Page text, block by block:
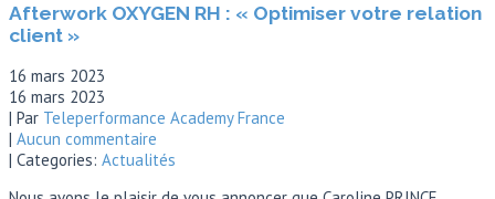
Afterwork OXYGEN RH : « Optimiser votre relation
client »
16 mars 2023
16 mars 2023
| Par Teleperformance Academy France
| Aucun commentaire
| Categories: Actualités